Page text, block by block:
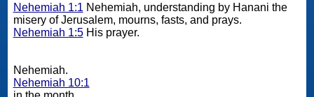
Nehemiah 1:1 Nehemiah, understanding by Hanani the
misery of Jerusalem, mourns, fasts, and prays.
Nehemiah 1:5His prayer.
Nehemiah.
Nehemiah 10:1